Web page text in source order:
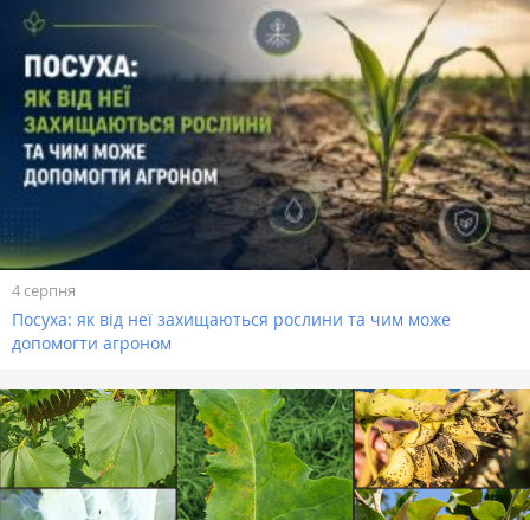
4 серпня
Посуха: як від неї захищаються рослини та чим може
допомогти агроном